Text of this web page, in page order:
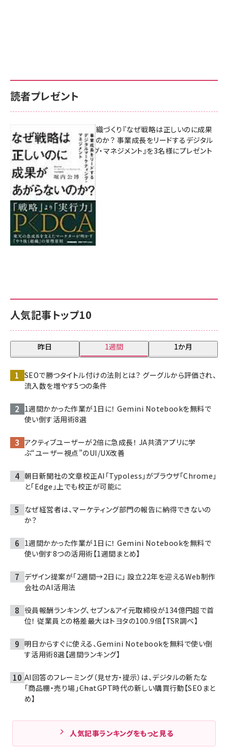
人気記事トップ10
昨日 1週間 1か月
SEOで勝つタイトル付けの法則とは？ グーグルから評価され、
流入数を増やす5つの条件
1週間かかった作業が1日に！ Gemini Notebookを無料で
使い倒す活用術8選
アクティブユーザーが2倍に急成長！ JA共済アプリに学
ぶ“ユーザー視点”のUI/UX改善
朝日新聞社の文章校正AI「Typoless」がブラウザ「Chrome」
と「Edge」上でも校正が可能に
なぜ経営者は、マーケティング部門の報告に納得できないの
か？
1週間かかった作業が1日に！ Gemini Notebookを無料で
使い倒す8つの活用術【1週間まとめ】
デザイン提案が「2週間→2日に」 設立22年を迎えるWeb制作
会社のAI活用法
役員報酬ランキング、セブン＆アイ元取締役が134億円超で首
位！ 従業員との格差最大はトヨタの100.9倍【TSR調べ】
明日からすぐに使える、Gemini Notebookを無料で使い倒
す活用術8選【週間ランキング】
AI回答のフレーミング（見せ方・提示）は、デジタルの新たな
「商品棚・売り場」――ChatGPT時代の新しい購買行動【SEOまと
め】
人気記事ランキングをもっと見る
読者プレゼント
成果を生む組織づくり『なぜ戦略は正しいのに成果
があがらないのか？ 事業成長をリードするデジタル
マーケティング・マネジメント』を3名様にプレゼント
8月7日 10:00